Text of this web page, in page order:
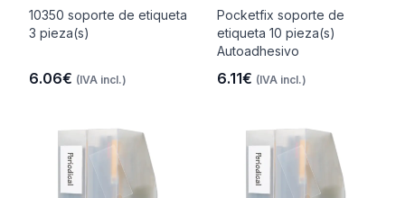
10350 soporte de etiqueta
3 pieza(s)
6.06€ (IVA incl.)
Pocketfix soporte de
etiqueta 10 pieza(s)
Autoadhesivo
6.11€ (IVA incl.)